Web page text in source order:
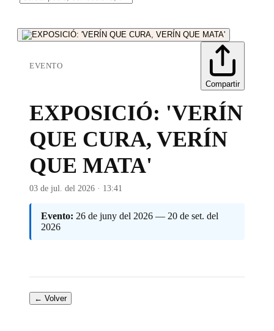
EVENTO
Compartir
EXPOSICIÓ: 'VERÍN
QUE CURA, VERÍN
QUE MATA'
03 de jul. del 2026 · 13:41
Evento: 26 de juny del 2026 — 20 de set. del
2026
← Volver